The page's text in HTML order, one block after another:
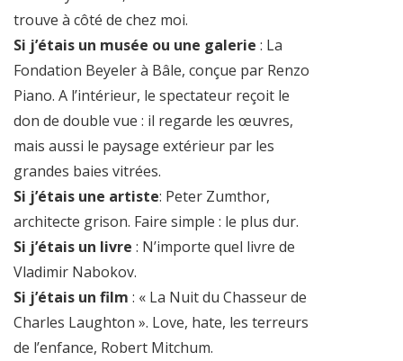
trouve à côté de chez moi.
Si j’étais un musée ou une galerie : La
Fondation Beyeler à Bâle, conçue par Renzo
Piano. A l’intérieur, le spectateur reçoit le
don de double vue : il regarde les œuvres,
mais aussi le paysage extérieur par les
grandes baies vitrées.
Si j’étais une artiste: Peter Zumthor,
architecte grison. Faire simple : le plus dur.
Si j’étais un livre : N’importe quel livre de
Vladimir Nabokov.
Si j’étais un film : « La Nuit du Chasseur de
Charles Laughton ». Love, hate, les terreurs
de l’enfance, Robert Mitchum.